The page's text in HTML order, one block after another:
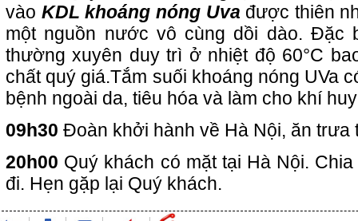
vào KDL khoáng nóng Uva được thiên
một nguồn nước vô cùng dồi dào. Đặc
thường xuyên duy trì ở nhiệt độ 60°C
chất quý giá.Tắm suối khoáng nóng UVa
bệnh ngoài da, tiêu hóa và làm cho khí
09h30 Đoàn khởi hành về Hà Nội, ăn trưa
20h00 Quý khách có mặt tại Hà Nội.
đi. Hẹn gặp lại Quý khách.